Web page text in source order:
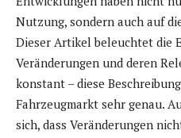
Nutzung, sondern auch auf
Dieser Artikel beleuchtet die
Veränderungen und deren
konstant – diese
Fahrzeugmarkt sehr genau.
sich, dass Veränderungen